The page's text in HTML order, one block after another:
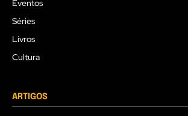
Eventos
Séries
Livros
Cultura
ARTIGOS